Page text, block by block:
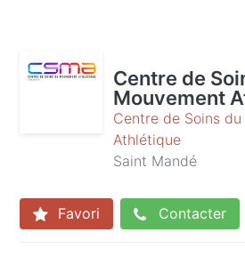
Centre de
Mouvement
Centre de Soins
Athlétique
Saint Mandé
Favori Contacter